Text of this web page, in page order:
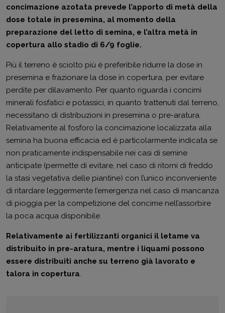
concimazione azotata prevede l’apporto di metà della
dose totale in presemina, al momento della
preparazione del letto di semina, e l’altra metà in
copertura allo stadio di 6/9 foglie.
Più il terreno è sciolto più è preferibile ridurre la dose in
presemina e frazionare la dose in copertura, per evitare
perdite per dilavamento. Per quanto riguarda i concimi
minerali fosfatici e potassici, in quanto trattenuti dal terreno,
necessitano di distribuzioni in presemina o pre-aratura.
Relativamente al fosforo la concimazione localizzata alla
semina ha buona efficacia ed è particolarmente indicata se
non praticamente indispensabile nei casi di semine
anticipate (permette di evitare, nel caso di ritorni di freddo
la stasi vegetativa delle piantine) con l’unico inconveniente
di ritardare leggermente l’emergenza nel caso di mancanza
di pioggia per la competizione del concime nell’assorbire
la poca acqua disponibile.
Relativamente ai fertilizzanti organici il letame va
distribuito in pre-aratura, mentre i liquami possono
essere distribuiti anche su terreno già lavorato e
talora in copertura.